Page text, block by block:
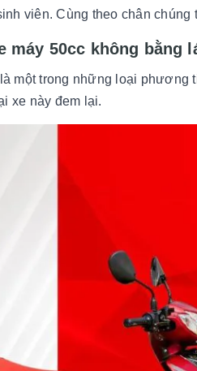
viên. Cùng theo chân chúng
máy 50cc không bằng
một trong những loại
xe này đem lại.